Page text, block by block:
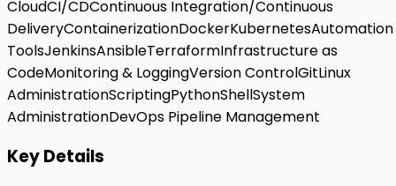
CloudCI/CDContinuous Integration/Continuous
DeliveryContainerizationDockerKubernetesAutomation
ToolsJenkinsAnsibleTerraformInfrastructure as
CodeMonitoring & LoggingVersion ControlGitLinux
AdministrationScriptingPythonShellSystem
AdministrationDevOps Pipeline Management
Key Details